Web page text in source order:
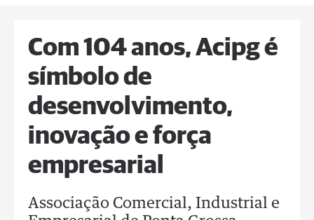
Com 104 anos, Acipg é
símbolo de
desenvolvimento,
inovação e força
empresarial
Associação Comercial, Industrial e